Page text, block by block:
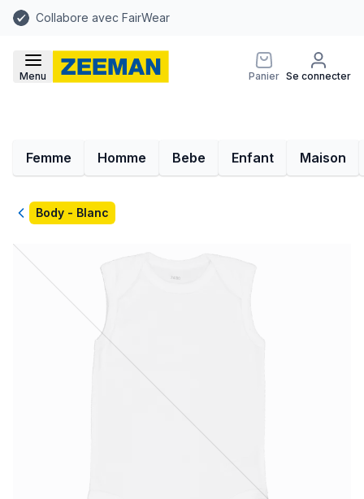
Collabore avec FairWear
Menu Panier Se connecter
Femme Homme Bebe Enfant Maison
RetourBody - Blanc